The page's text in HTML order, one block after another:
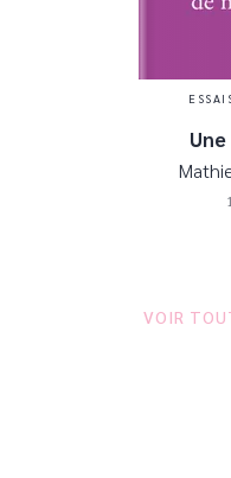
VOIR